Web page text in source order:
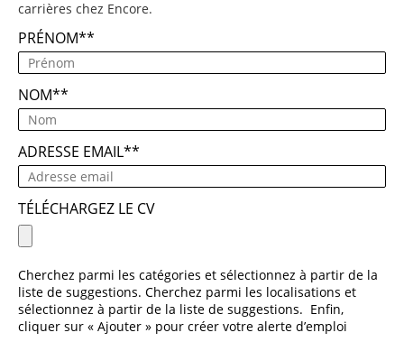
carrières chez Encore.
PRÉNOM*
NOM*
ADRESSE EMAIL*
TÉLÉCHARGEZ LE CV
Cherchez parmi les catégories et sélectionnez à partir de la
liste de suggestions. Cherchez parmi les localisations et
sélectionnez à partir de la liste de suggestions. Enfin,
cliquer sur « Ajouter » pour créer votre alerte d’emploi